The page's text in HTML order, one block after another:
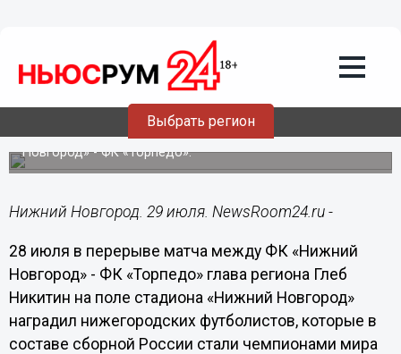
Выбрать регион
Никитин наградил нижегородцев,
ставших чемпионами мира по футболу
среди лиц с заболеванием ЦП
Церемония прошла в перерыве матча ФК «Нижний
Новгород» - ФК «Торпедо».
Нижний Новгород. 29 июля. NewsRoom24.ru -
28 июля в перерыве матча между ФК «Нижний
Новгород» - ФК «Торпедо» глава региона Глеб
Никитин на поле стадиона «Нижний Новгород»
наградил нижегородских футболистов, которые в
составе сборной России стали чемпионами мира